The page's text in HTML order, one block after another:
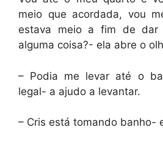
meio que acordada, vou
estava meio a fim de dar
alguma coisa?- ela abre o
– Podia me levar até o
legal- a ajudo a levantar.
– Cris está tomando banho-